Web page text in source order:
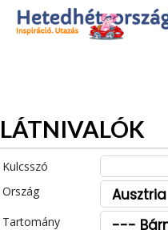
Az oldal sütiket (cookies)
Adatvédelmi tájékoztató
LÁTNIVALÓK
Kulcsszó
Ország
Tartomány